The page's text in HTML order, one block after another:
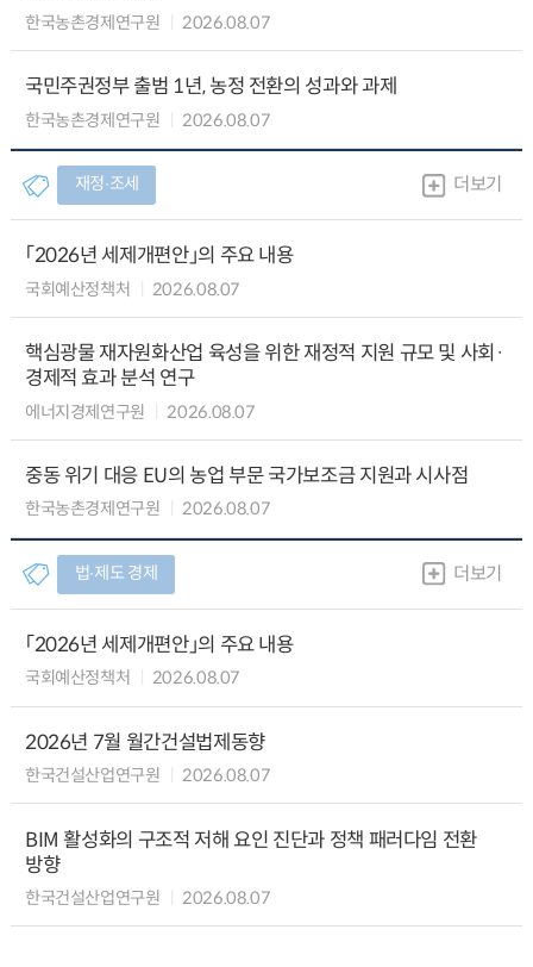
한국농촌경제연구원 2026.08.07
국민주권정부 출범 1년, 농정 전환의 성과와 과제
한국농촌경제연구원 2026.08.07
재정∙조세 더보기
「2026년 세제개편안」의 주요 내용
국회예산정책처 2026.08.07
핵심광물 재자원화산업 육성을 위한 재정적 지원 규모 및 사회·
경제적 효과 분석 연구
에너지경제연구원 2026.08.07
중동 위기 대응 EU의 농업 부문 국가보조금 지원과 시사점
한국농촌경제연구원 2026.08.07
법∙제도 경제 더보기
「2026년 세제개편안」의 주요 내용
국회예산정책처 2026.08.07
2026년 7월 월간건설법제동향
한국건설산업연구원 2026.08.07
BIM 활성화의 구조적 저해 요인 진단과 정책 패러다임 전환
방향
한국건설산업연구원 2026.08.07